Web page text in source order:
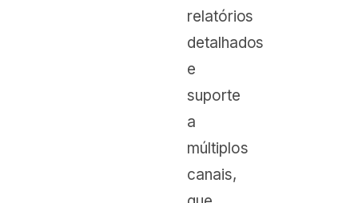
relatórios
detalhados
e
suporte
a
múltiplos
canais,